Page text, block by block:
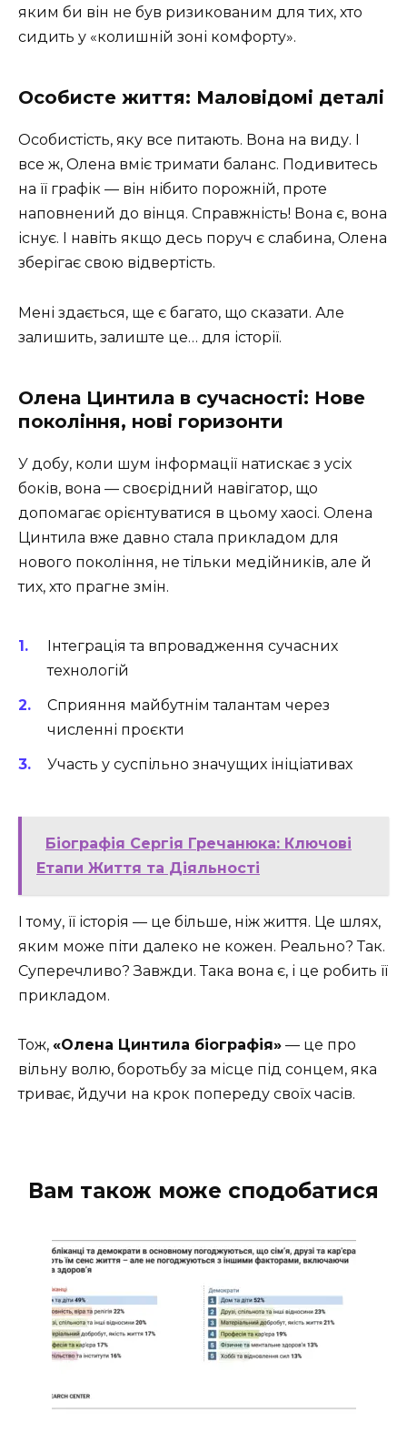
яким би він не був ризикованим для тих, хто
сидить у «колишній зоні комфорту».
Особисте життя: Маловідомі деталі
Особистість, яку все питають. Вона на виду. І
все ж, Олена вміє тримати баланс. Подивитесь
на її графік — він нібито порожній, проте
наповнений до вінця. Справжність! Вона є, вона
існує. І навіть якщо десь поруч є слабина, Олена
зберігає свою відвертість.
Мені здається, ще є багато, що сказати. Але
залишить, залиште це… для історії.
Олена Цинтила в сучасності: Нове
покоління, нові горизонти
У добу, коли шум інформації натискає з усіх
боків, вона — своєрідний навігатор, що
допомагає орієнтуватися в цьому хаосі. Олена
Цинтила вже давно стала прикладом для
нового покоління, не тільки медійників, але й
тих, хто прагне змін.
Інтеграція та впровадження сучасних
технологій
Сприяння майбутнім талантам через
численні проєкти
Участь у суспільно значущих ініціативах
Біографія Сергія Гречанюка: Ключові
Етапи Життя та Діяльності
І тому, її історія — це більше, ніж життя. Це шлях,
яким може піти далеко не кожен. Реально? Так.
Суперечливо? Завжди. Така вона є, і це робить її
прикладом.
Тож, «Олена Цинтила біографія» — це про
вільну волю, боротьбу за місце під сонцем, яка
триває, йдучи на крок попереду своїх часів.
Вам також може сподобатися